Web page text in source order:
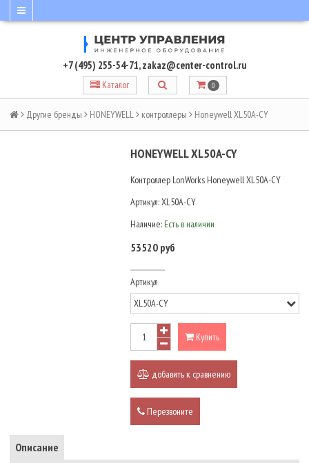
+7 (495) 255-54-71,zakaz@center-control.ru
Каталог 0
Другие бренды HONEYWELL контроллеры Honeywell XL50A-CY
HONEYWELL XL50A-CY
Контроллер LonWorks Honeywell XL50A-CY
Артикул:XL50A-CY
Наличие: Есть в наличии
53520 руб
Артикул
Купить
добавить к сравнению
Перезвоните
Описание